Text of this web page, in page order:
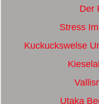
Der
Stress
Kuckuckswelse
Utaka